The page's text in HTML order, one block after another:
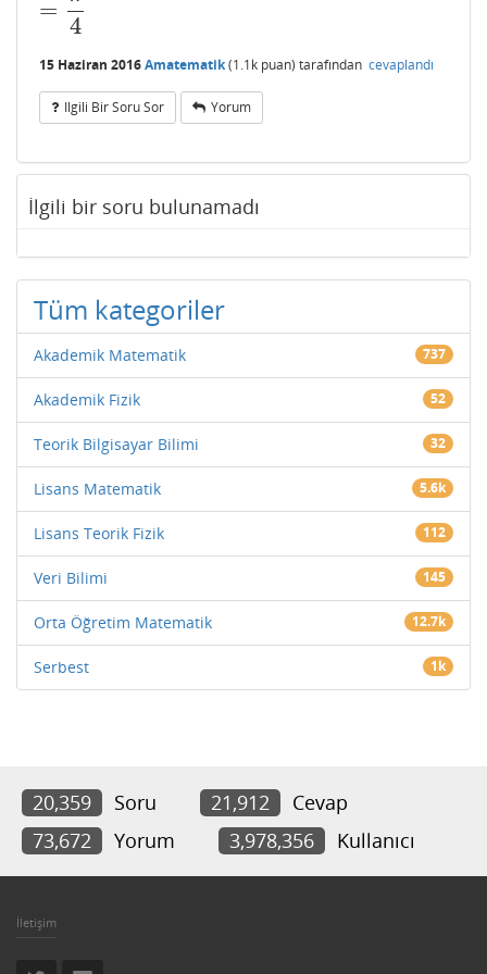
=
4
=π 4
15 Haziran 2016Amatematik(1.1k puan) tarafından cevaplandı
Ilgili Bir Soru Sor Yorum
İlgili bir soru bulunamadı
Tüm kategoriler
Akademik Matematik 737
Akademik Fizik 52
Teorik Bilgisayar Bilimi 32
Lisans Matematik 5.6k
Lisans Teorik Fizik 112
Veri Bilimi 145
Orta Öğretim Matematik 12.7k
Serbest 1k
20,359 Soru 21,912
Cevap
73,672
Yorum 3,978,356 Kullanıcı
İletişim